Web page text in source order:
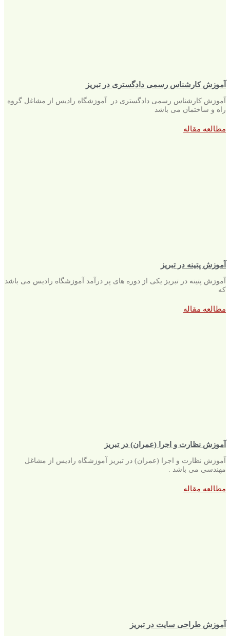
آموزش کارشناس رسمی دادگستری در تبریز
آموزش کارشناس رسمی دادگستری در آموزشگاه رادیس از مشاغل گروه
راه و ساختمان می باشد
مطالعه مقاله
آموزش پتینه در تبریز
آموزش پتینه در تبریز یکی از دوره های پر درآمد آموزشگاه رادیس می باشد
که
مطالعه مقاله
آموزش نظارت و اجرا (عمران) در تبریز
آموزش نظارت و اجرا (عمران) در تبریز آموزشگاه رادیس از مشاغل
مهندسی می باشد .
مطالعه مقاله
آموزش طراحی سایت در تبریز